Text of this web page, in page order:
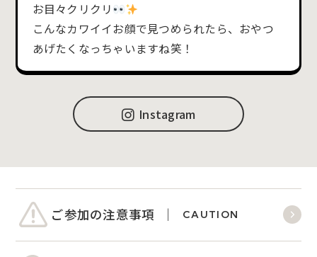
お目々クリクリ
こんなカワイイお顔で見つめられたら、おやつ
あげたくなっちゃいますね笑！
Instagram
ご参加の注意事項 CAUTION